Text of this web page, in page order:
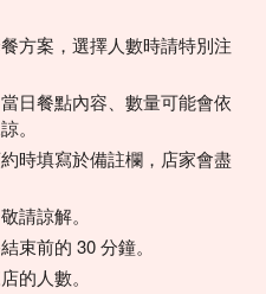
方案，選擇人數時請特別注
日餐點內容、數量可能會依
。
時填寫於備註欄，店家會盡
請諒解。
束前的 30 分鐘。
的人數。